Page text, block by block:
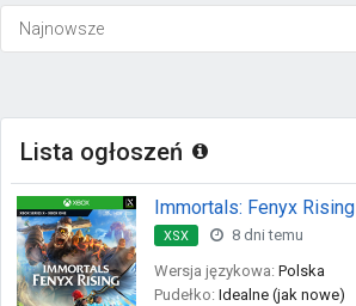
Lista ogłoszeń
Immortals: Fenyx Rising
XSX
8 dni temu
Wersja językowa: Polska
Pudełko: Idealne (jak nowe)